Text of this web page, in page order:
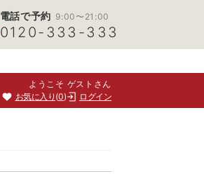
電話で予約 9:00〜21:00
0120-333-333
ようこそ ゲストさん
お気に入り 0 ログイン